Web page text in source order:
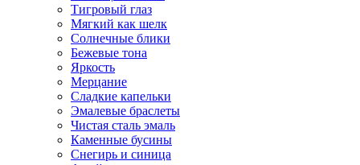
Тигровый глаз
Мягкий как шелк
Солнечные блики
Бежевые тона
Яркость
Мерцание
Сладкие капельки
Эмалевые браслеты
Чистая сталь эмаль
Каменные бусины
Снегирь и синица